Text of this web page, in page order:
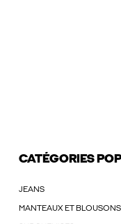
CATÉGORIES
JEANS
MANTEAUX ET BLOUSONS